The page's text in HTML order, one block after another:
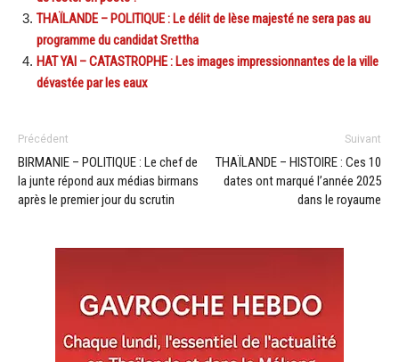
THAÏLANDE – POLITIQUE : Le délit de lèse majesté ne sera pas au
programme du candidat Srettha
HAT YAI – CATASTROPHE : Les images impressionnantes de la ville
dévastée par les eaux
Précédent
BIRMANIE – POLITIQUE : Le chef de
la junte répond aux médias birmans
après le premier jour du scrutin
Suivant
THAÏLANDE – HISTOIRE : Ces 10
dates ont marqué l’année 2025
dans le royaume